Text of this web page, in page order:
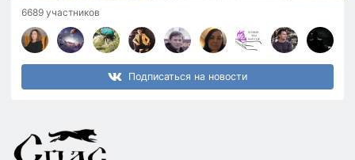
6689 участников
Подписаться на новости